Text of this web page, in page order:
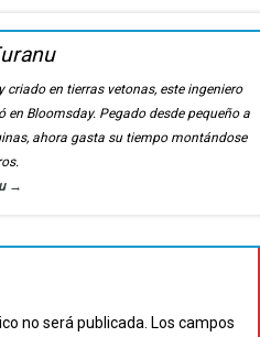
criado en tierras vetonas, este ingeniero
en Bloomsday. Pegado desde pequeño a
ahora gasta su tiempo montándose
→
no será publicada. Los campos